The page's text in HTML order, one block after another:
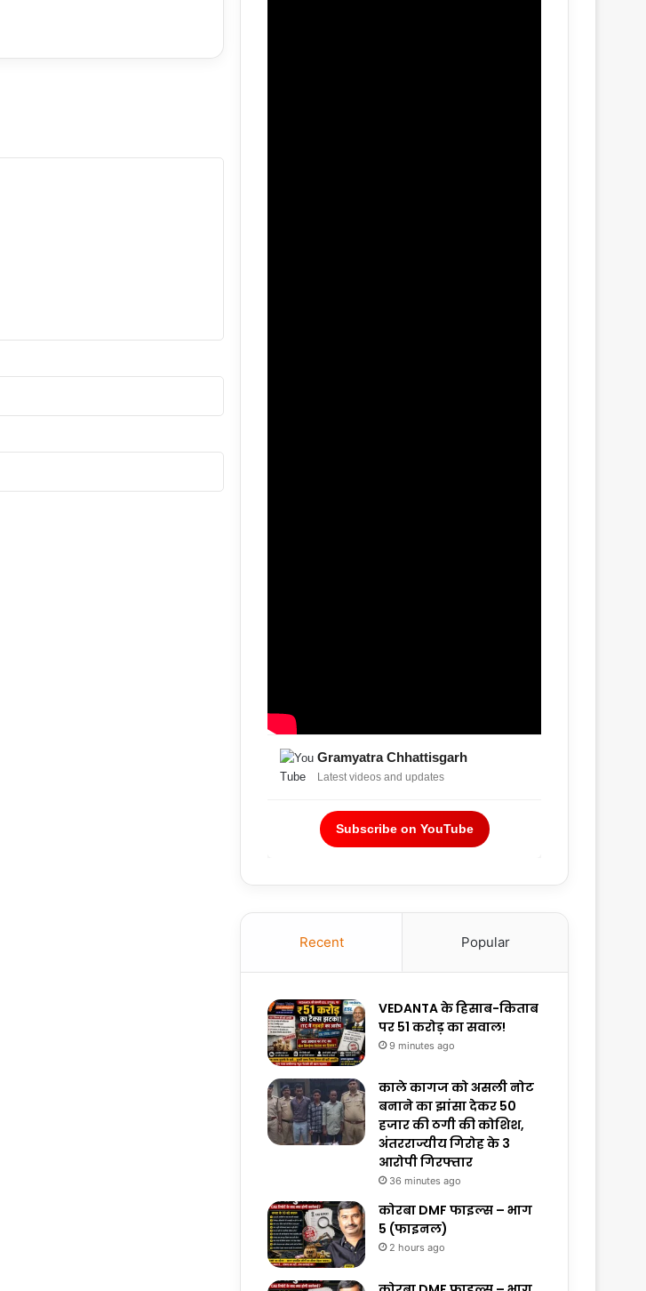
Gramyatra Chhattisgarh
Latest videos and updates
Subscribe on YouTube
Recent Popular
VEDANTA के हिसाब-किताब
पर ₹51 करोड़ का सवाल!
9 minutes ago
काले कागज को असली नोट
बनाने का झांसा देकर 50
हजार की ठगी की कोशिश,
अंतरराज्यीय गिरोह के 3
आरोपी गिरफ्तार
36 minutes ago
कोरबा DMF फाइल्स – भाग
5 (फाइनल)
2 hours ago